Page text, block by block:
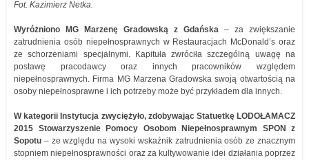
Fot. Kazimierz Netka.
Wyróżniono MG Marzenę Gradowską z Gdańska – za zwiększanie
zatrudnienia osób niepełnosprawnych w Restauracjach McDonald’s oraz
ze schorzeniami specjalnymi. Kapituła zwróciła szczególną uwagę na
postawę pracodawcy oraz innych pracowników względem
niepełnosprawnych. Firma MG Marzena Gradowska swoją otwartością na
osoby niepełnosprawne i ich potrzeby może być przykładem dla innych.
W kategorii Instytucja zwyciężyło, zdobywając Statuetkę LODOŁAMACZ
2015 Stowarzyszenie Pomocy Osobom Niepełnosprawnym SPON z
Sopotu – ze względu na wysoki wskaźnik zatrudnienia osób ze znacznym
stopniem niepełnosprawności oraz za kultywowanie idei działania poprzez